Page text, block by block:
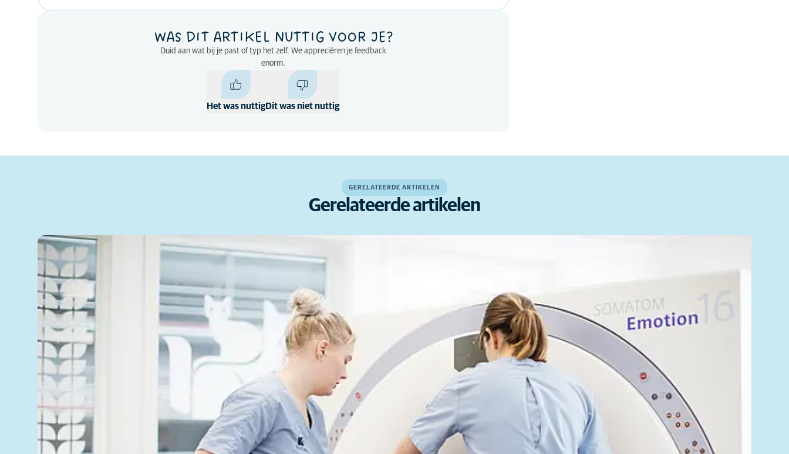
WAS DIT ARTIKEL NUTTIG VOOR JE?
Duid aan wat bij je past of typ het zelf. We appreciëren je feedback
enorm.
Het was nuttigDit was niet nuttig
GERELATEERDE ARTIKELEN
Gerelateerde artikelen